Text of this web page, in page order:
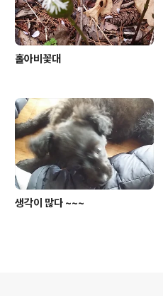
홀아비꽃대
생각이 많다 ~~~